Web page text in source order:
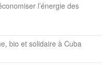
l’énergie des
bio et solidaire à Cuba